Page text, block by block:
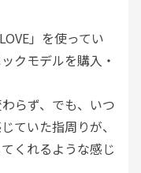
」を使ってい
クモデルを購入・
らず、でも、いつ
ていた指周りが、
くれるような感じ